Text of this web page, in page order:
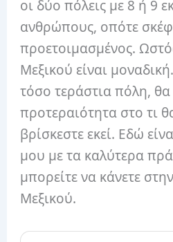
οι δύο πόλεις με 8 ή 9
ανθρώπους, οπότε
προετοιμασμένος.
Μεξικού είναι
τόσο τεράστια πόλη, θα
προτεραιότητα στο τι
βρίσκεστε εκεί. Εδώ
μου με τα καλύτερα
μπορείτε να κάνετε
Μεξικού.